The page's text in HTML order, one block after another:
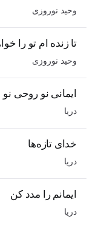
وحید نوروزی
تا زنده ام تو را
وحید نوروزی
ایمانی نو روحی نو
دریا
خدای تازه‌ها
دریا
ایمانم را مدد کن
دریا